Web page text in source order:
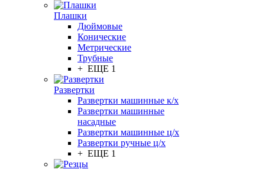
Плашки
Дюймовые
Конические
Метрические
Трубные
+ ЕЩЕ 1
Развертки
Развертки машинные к/х
Развертки машинные
насадные
Развертки машинные ц/х
Развертки ручные ц/х
+ ЕЩЕ 1